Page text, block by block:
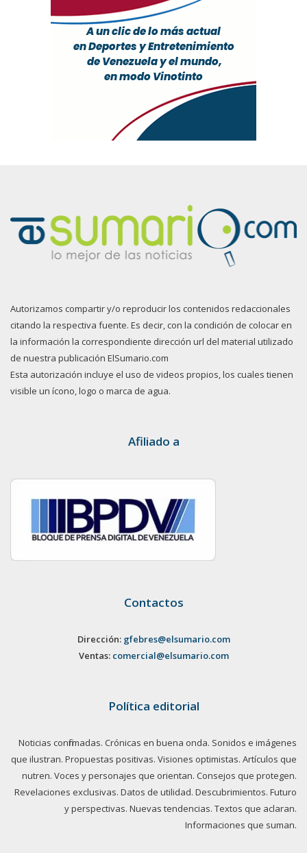
Autorizamos compartir y/o reproducir los contenidos redaccionales
citando la respectiva fuente. Es decir, con la condición de colocar en
la información la correspondiente dirección url del material utilizado
de nuestra publicación ElSumario.com
Esta autorización incluye el uso de videos propios, los cuales tienen
visible un ícono, logo o marca de agua.
Afiliado a
Contactos
Dirección: gfebres@elsumario.com
Ventas: comercial@elsumario.com
Política editorial
Noticias confirmadas. Crónicas en buena onda. Sonidos e imágenes
que ilustran. Propuestas positivas. Visiones optimistas. Artículos que
nutren. Voces y personajes que orientan. Consejos que protegen.
Revelaciones exclusivas. Datos de utilidad. Descubrimientos. Futuro
y perspectivas. Nuevas tendencias. Textos que aclaran.
Informaciones que suman.